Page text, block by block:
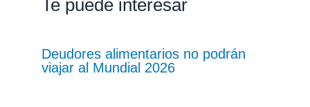
Te puede interesar
Deudores alimentarios no podrán
viajar al Mundial 2026